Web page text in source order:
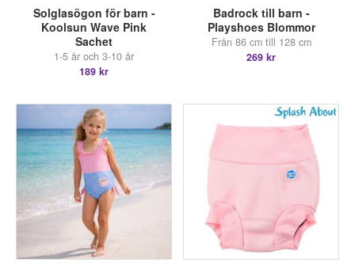
Solglasögon för barn -
Koolsun Wave Pink
Sachet
1-5 år och 3-10 år
189 kr
Badrock till barn -
Playshoes Blommor
Från 86 cm till 128 cm
269 kr